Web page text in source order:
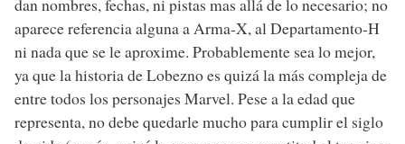
dan nombres, fechas, ni pistas mas allá de lo necesario; no
aparece referencia alguna a Arma-X, al Departamento-H
ni nada que se le aproxime. Probablemente sea lo mejor,
ya que la historia de Lobezno es quizá la más compleja de
entre todos los personajes Marvel. Pese a la edad que
representa, no debe quedarle mucho para cumplir el siglo